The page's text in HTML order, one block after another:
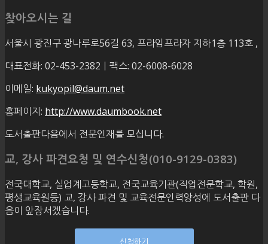
찾아오시는 길
서울시 광진구 광나루로56길 63, 프라임프라자 지하1층 113호 ,
대표전화: 02-453-2382ㅣ팩스: 02-6008-6028
이메일: kukyopil@daum.net
홈페이지: http://www.daumbook.net
도서출판다음에서 전문인재를 모십니다.
교, 강사 파견요청 및 연수신청(010-9129-0383)
전국대학교, 실업계고등학교, 전국교육기관(직업전문학교, 학원,
평생교육원등) 교, 강사 파견 및 교육전문인력양성에 도서출판 다
음이 앞장서겠습니다.
신청하기